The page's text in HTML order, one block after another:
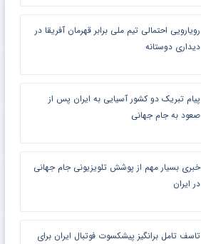
رویارویی احتمالی تیم ملی برابر قهرمان آفریقا در
دیداری دوستانه
پیام تبریک دو کشور آسیایی به ایران پس از
صعود به جام جهانی
خبری بسیار مهم از پوشش تلویزیونی جام جهانی
در ایران
تاسف تامل برانگیز پیشکسوت فوتبال ایران برای